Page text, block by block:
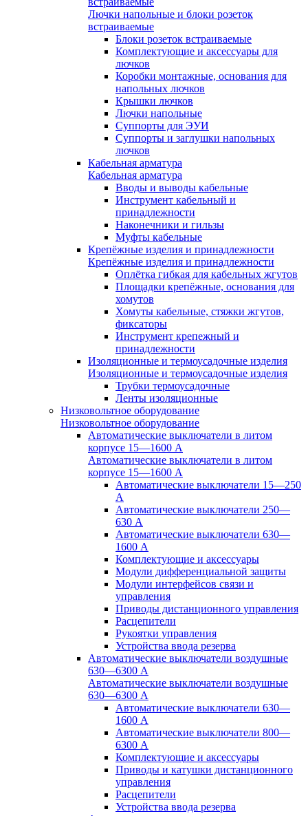
Лючки напольные и блоки розеток
встраиваемые
Блоки розеток встраиваемые
Комплектующие и аксессуары для
лючков
Коробки монтажные, основания для
напольных лючков
Крышки лючков
Лючки напольные
Суппорты для ЭУИ
Суппорты и заглушки напольных
лючков
Кабельная арматура
Кабельная арматура
Вводы и выводы кабельные
Инструмент кабельный и
принадлежности
Наконечники и гильзы
Муфты кабельные
Крепёжные изделия и принадлежности
Крепёжные изделия и принадлежности
Оплётка гибкая для кабельных жгутов
Площадки крепёжные, основания для
хомутов
Хомуты кабельные, стяжки жгутов,
фиксаторы
Инструмент крепежный и
принадлежности
Изоляционные и термоусадочные изделия
Изоляционные и термоусадочные изделия
Трубки термоусадочные
Ленты изоляционные
Низковольтное оборудование
Низковольтное оборудование
Автоматические выключатели в литом
корпусе 15—1600 А
Автоматические выключатели в литом
корпусе 15—1600 А
Автоматические выключатели 15—250
А
Автоматические выключатели 250—
630 А
Автоматические выключатели 630—
1600 А
Комплектующие и аксессуары
Модули дифференциальной защиты
Модули интерфейсов связи и
управления
Приводы дистанционного управления
Расцепители
Рукоятки управления
Устройства ввода резерва
Автоматические выключатели воздушные
630—6300 А
Автоматические выключатели воздушные
630—6300 А
Автоматические выключатели 630—
1600 А
Автоматические выключатели 800—
6300 А
Комплектующие и аксессуары
Приводы и катушки дистанционного
управления
Расцепители
Устройства ввода резерва